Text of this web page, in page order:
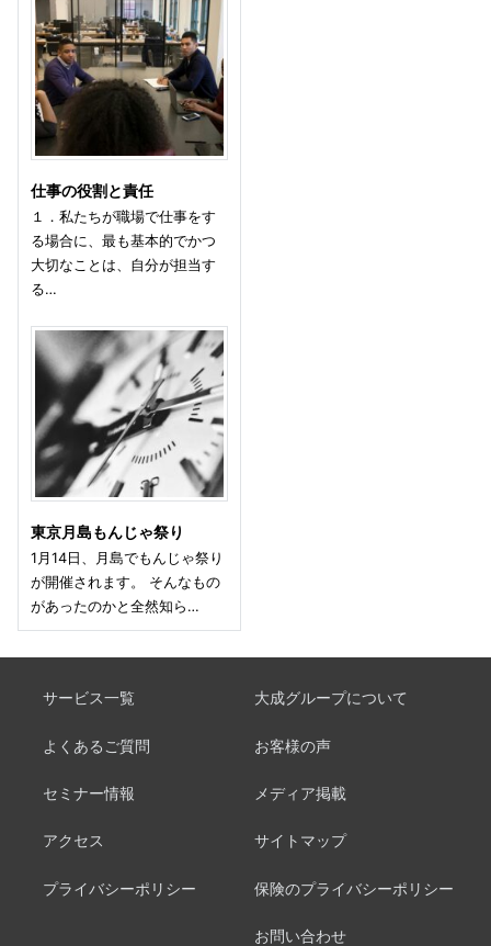
仕事の役割と責任
１．私たちが職場で仕事をす
る場合に、最も基本的でかつ
大切なことは、自分が担当す
る…
東京月島もんじゃ祭り
1月14日、月島でもんじゃ祭り
が開催されます。 そんなもの
があったのかと全然知ら…
サービス一覧 大成グループについて
よくあるご質問 お客様の声
セミナー情報 メディア掲載
アクセス サイトマップ
プライバシーポリシー 保険のプライバシーポリシー
お問い合わせ